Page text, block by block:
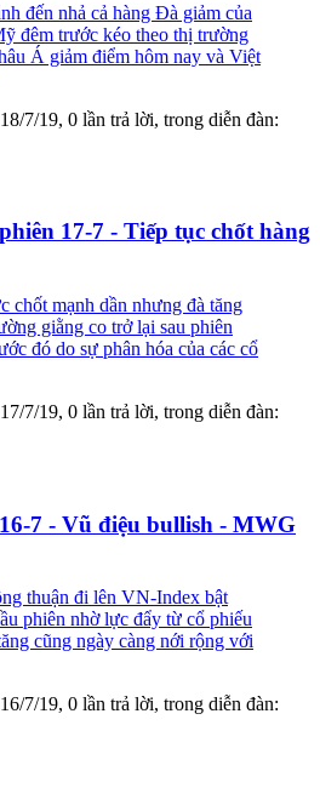
đến nhả cả hàng Đà giảm của
đêm trước kéo theo thị trường
Á giảm điểm hôm nay và Việt
18/7/19, 0 lần trả lời, trong diễn đàn:
17-7 - Tiếp tục chốt hàng
mạnh dần nhưng đà tăng
giằng co trở lại sau phiên
đó do sự phân hóa của các cổ
17/7/19, 0 lần trả lời, trong diễn đàn:
7 - Vũ điệu bullish - MWG
thuận đi lên VN-Index bật
phiên nhờ lực đẩy từ cổ phiếu
cũng ngày càng nới rộng với
16/7/19, 0 lần trả lời, trong diễn đàn: